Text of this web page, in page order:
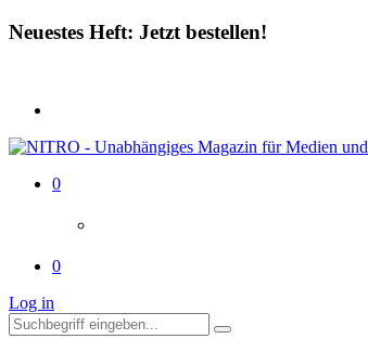
Neuestes Heft: Jetzt bestellen!
0
0
Log in